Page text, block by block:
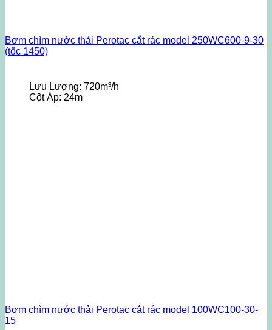
Bơm chìm nước thải Perotac cắt rác model 250WC600-9-30
(tốc 1450)
Lưu Lượng: 720m³/h
Cột Áp: 24m
Bơm chìm nước thải Perotac cắt rác model 100WC100-30-
15